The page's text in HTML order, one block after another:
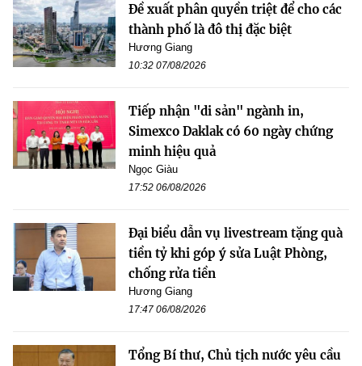
Đề xuất phân quyền triệt để cho các
thành phố là đô thị đặc biệt
Hương Giang
10:32 07/08/2026
Tiếp nhận "di sản" ngành in,
Simexco Daklak có 60 ngày chứng
minh hiệu quả
Ngọc Giàu
17:52 06/08/2026
Đại biểu dẫn vụ livestream tặng quà
tiền tỷ khi góp ý sửa Luật Phòng,
chống rửa tiền
Hương Giang
17:47 06/08/2026
Tổng Bí thư, Chủ tịch nước yêu cầu